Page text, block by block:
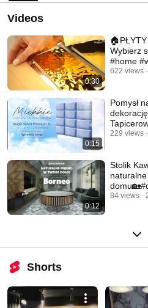
Videos
0:30
Wybierz
#home
622 views
0:15
Pomysł
#home
229 views
0:12
Stolik
84 views
Shorts